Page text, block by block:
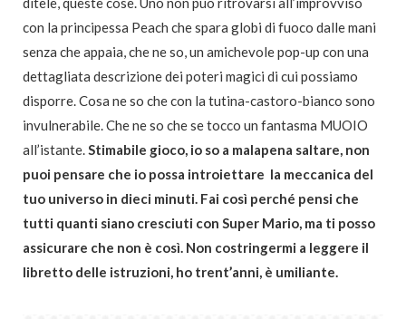
con la principessa Peach che spara globi di fuoco dalle mani
senza che appaia, che ne so, un amichevole pop-up con una
dettagliata descrizione dei poteri magici di cui possiamo
disporre. Cosa ne so che con la tutina-castoro-bianco sono
invulnerabile. Che ne so che se tocco un fantasma MUOIO
all’istante.Stimabile gioco, io so a malapena saltare, non
puoi pensare che io possa introiettare la meccanica del
tuo universo in dieci minuti. Fai così perché pensi che
tutti quanti siano cresciuti con Super Mario, ma ti posso
assicurare che non è così. Non costringermi a leggere il
libretto delle istruzioni, ho trent’anni, è umiliante.